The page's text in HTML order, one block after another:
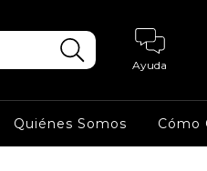
Ayuda
Quiénes Somos Cómo